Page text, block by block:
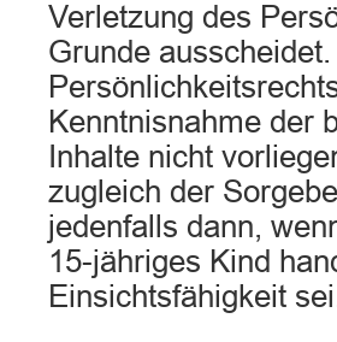
Verletzung des
Grunde
Kenntnisnahme der
Inhalte nicht
zugleich der
jedenfalls dann,
15-jähriges Kind
Einsichtsfähigkeit